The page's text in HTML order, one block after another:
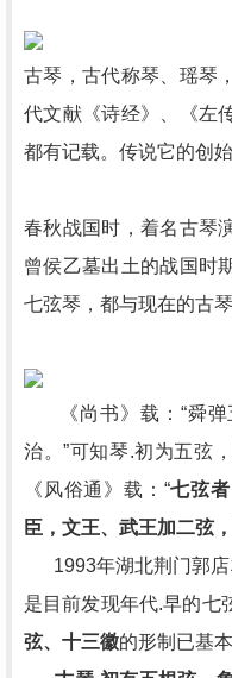
古琴，古代称琴、瑶琴
代文献《诗经》、《左
都有记载。传说它的创
春秋战国时，着名古琴
曾侯乙墓出土的战国时
七弦琴，都与现在的古琴
《尚书》载：“舜弹
治。”可知琴.初为五弦
《风俗通》载：“七弦
臣，文王、武王加二弦
1993年湖北荆门郭店
是目前发现年代.早的七
弦、十三徽的形制已基